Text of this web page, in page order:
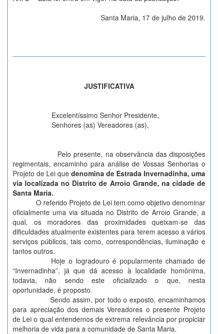
Santa Maria, 17 de julho de 2019.
JUSTIFICATIVA
Excelentíssimo Senhor Presidente,
Senhores (as) Vereadores (as),
Pelo presente, na observância das disposições
regimentais, encaminho para análise de Vossas Senhorias o
Projeto de Lei que denomina de Estrada Invernadinha, uma
via localizada no Distrito de Arroio Grande, na cidade de
Santa Maria.
O referido Projeto de Lei tem como objetivo denominar
oficialmente uma via situada no Distrito de Arroio Grande, a
qual, os moradores das proximidades queixam-se das
dificuldades atualmente existentes para terem acesso a vários
serviços públicos, tais como, correspondências, iluminação e
tantos outros.
Hoje o logradouro é popularmente chamado de
“Invernadinha”, já que dá acesso à localidade homônima,
todavia, não sendo este oficializado o que, nesta
oportunidade, é proposto.
Sendo assim, por todo o exposto, encaminhamos
para apreciação dos demais Vereadores o presente Projeto
de Lei o qual entendemos de extrema relevância por propiciar
melhoria de vida para a comunidade de Santa Maria.